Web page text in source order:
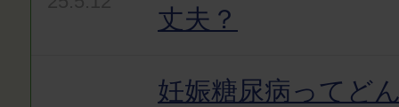
丈夫？
妊娠糖尿病ってど